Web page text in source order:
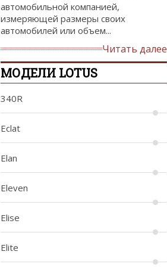
автомобильной компанией,
измеряющей размеры своих
автомобилей или объем...
Читать далее
МОДЕЛИ LOTUS
340R
Eclat
Elan
Eleven
Elise
Elite